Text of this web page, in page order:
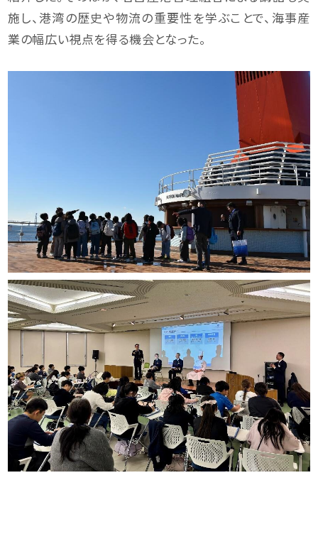
施し、港湾の歴史や物流の重要性を学ぶことで、海事産
業の幅広い視点を得る機会となった。